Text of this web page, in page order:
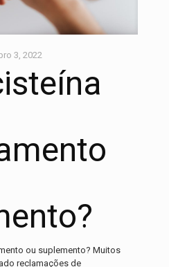
3, 2022
ou suplemento? Muitos
reclamações de